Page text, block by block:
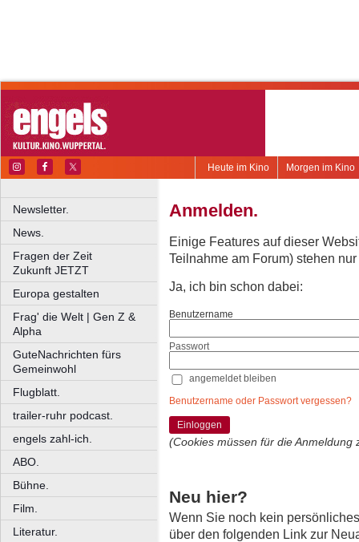
Morgen im Kino
Heute im Kino
Newsletter.
News.
Fragen der Zeit
Zukunft JETZT
Europa gestalten
Frag' die Welt | Gen Z &
Alpha
GuteNachrichten fürs
Gemeinwohl
Flugblatt.
trailer-ruhr podcast.
engels zahl-ich.
ABO.
Bühne.
Film.
Literatur.
Anmelden.
Einige Features auf dieser
Teilnahme am Forum) stehen
Ja, ich bin schon dabei:
Benutzername
Passwort
angemeldet bleiben
Benutzername oder Passwort vergessen?
Einloggen
(Cookies müssen für die Anmeldung
Neu hier?
Wenn Sie noch kein
über den folgenden Link zur